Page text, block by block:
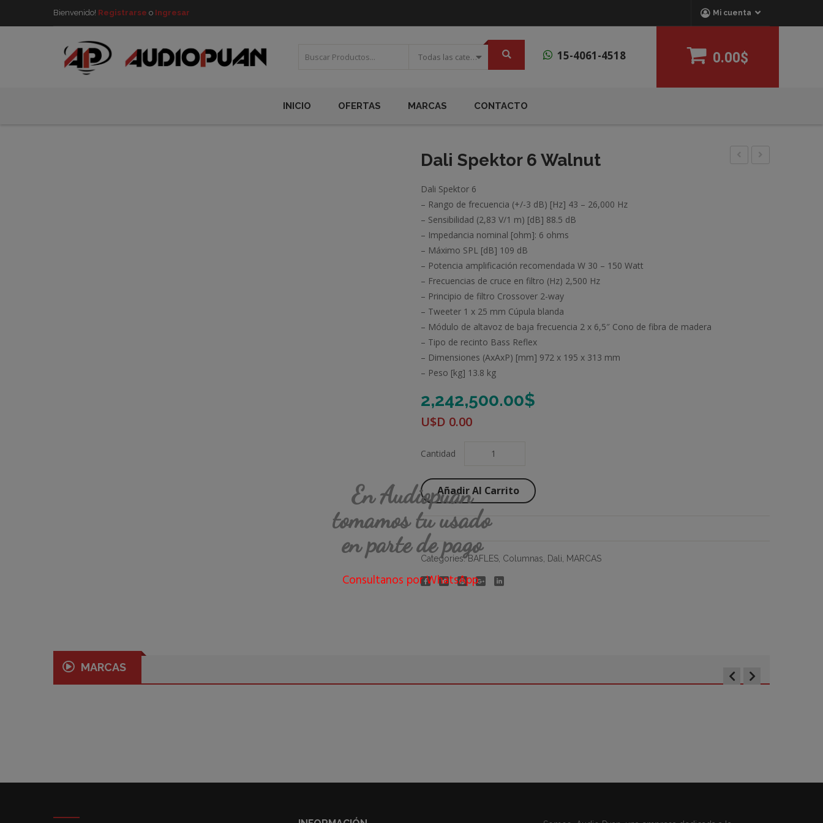
Bienvenido! Registrarse o Ingresar Mi cuenta
Todas las categorias 15-4061-4518 0.00$
INICIO OFERTAS MARCAS CONTACTO
Dali Spektor 6 Walnut
Dali Spektor 6
– Rango de frecuencia (+/-3 dB) [Hz] 43 – 26,000 Hz
– Sensibilidad (2,83 V/1 m) [dB] 88.5 dB
– Impedancia nominal [ohm]: 6 ohms
– Máximo SPL [dB] 109 dB
– Potencia amplificación recomendada W 30 – 150 Watt
– Frecuencias de cruce en filtro (Hz) 2,500 Hz
– Principio de filtro Crossover 2-way
– Tweeter 1 x 25 mm Cúpula blanda
– Módulo de altavoz de baja frecuencia 2 x 6,5″ Cono de fibra de madera
– Tipo de recinto Bass Reflex
– Dimensiones (AxAxP) [mm] 972 x 195 x 313 mm
– Peso [kg] 13.8 kg
2,242,500.00$
U$D 0.00
Cantidad
Añadir Al Carrito
Categories:BAFLES Columnas Dali MARCAS
MARCAS
En Audiopuan
tomamos tu usado
en parte de pago
Consultanos por WhatsApp